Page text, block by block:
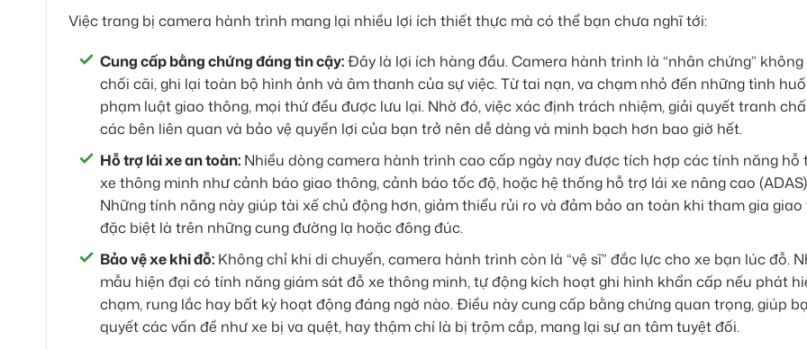
Việc trang bị camera hành trình mang lại nhiều lợi ích thiết thực mà có thể bạn chưa nghĩ tới:
Cung cấp bằng chứng đáng tin cậy:Đây là lợi ích hàng đầu. Camera hành trình là “nhân chứng”
chối cãi, ghi lại toàn bộ hình ảnh và âm thanh của sự việc. Từ tai nạn, va chạm nhỏ đến những tình
phạm luật giao thông, mọi thứ đều được lưu lại. Nhờ đó, việc xác định trách nhiệm, giải quyết tranh
các bên liên quan và bảo vệ quyền lợi của bạn trở nên dễ dàng và minh bạch hơn bao giờ hết.
Hỗ trợ lái xe an toàn: Nhiều dòng camera hành trình cao cấp ngày nay được tích hợp các tính năng hỗ
xe thông minh như cảnh báo giao thông, cảnh báo tốc độ, hoặc hệ thống hỗ trợ lái xe nâng cao
Những tính năng này giúp tài xế chủ động hơn, giảm thiểu rủi ro và đảm bảo an toàn khi tham gia giao
đặc biệt là trên những cung đường lạ hoặc đông đúc.
Bảo vệ xe khi đỗ: Không chỉ khi di chuyển, camera hành trình còn là “vệ sĩ” đắc lực cho xe bạn lúc đỗ.
mẫu hiện đại có tính năng giám sát đỗ xe thông minh, tự động kích hoạt ghi hình khẩn cấp nếu phát
chạm, rung lắc hay bất kỳ hoạt động đáng ngờ nào. Điều này cung cấp bằng chứng quan trọng, giúp
quyết các vấn đề như xe bị va quệt, hay thậm chí là bị trộm cắp, mang lại sự an tâm tuyệt đối.